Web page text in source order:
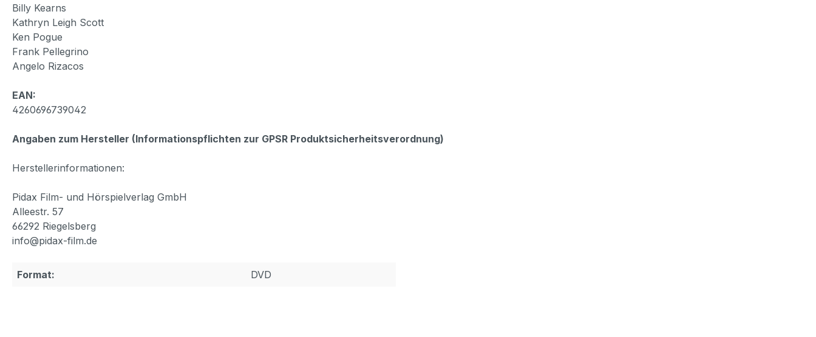
Billy Kearns
Kathryn Leigh Scott
Ken Pogue
Frank Pellegrino
Angelo Rizacos
EAN:
4260696739042
Angaben zum Hersteller (Informationspflichten zur GPSR Produktsicherheitsverordnung)
Herstellerinformationen:
Pidax Film- und Hörspielverlag GmbH
Alleestr. 57
66292 Riegelsberg
info@pidax-film.de
Format: DVD